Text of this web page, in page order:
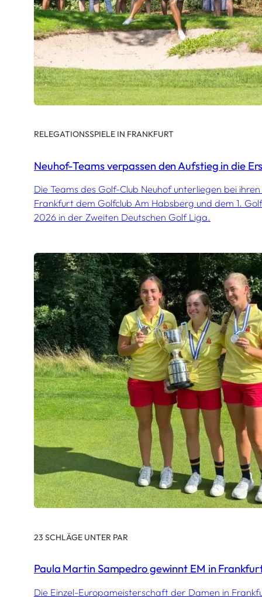
RELEGATIONSSPIELE IN FRANKFURT
Neuhof-Teams verpassen den Aufstieg in die
Die Teams des Golf-Club Neuhof unterliegen bei
Frankfurt dem Golfclub Am Habsberg und dem 1.
2026 in der Zweiten Deutschen Golf Liga.
23 SCHLÄGE UNTER PAR
Paula Martin Sampedro gewinnt EM in
Die Einzel-Europameisterschaft der Damen in